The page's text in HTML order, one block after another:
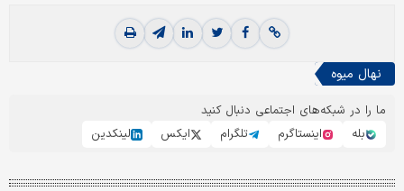
نهال میوه
ما را در شبکه‌های اجتماعی دنبال کنید
بله
اینستاگرم تلگرام ایکس لینکدین